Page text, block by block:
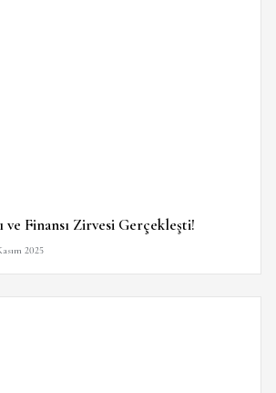
ve Finansı Zirvesi Gerçekleşti!
2025